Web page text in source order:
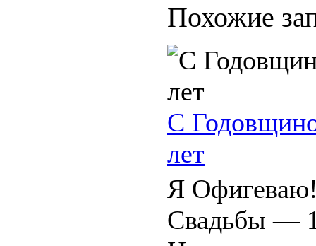
Похожие
С
лет
Я
Свадьбы —